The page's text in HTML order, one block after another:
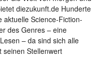
diezukunft.de Hunderte
aktuelle Science-Fiction-
des Genres – eine
– da sind sich alle
seinen Stellenwert